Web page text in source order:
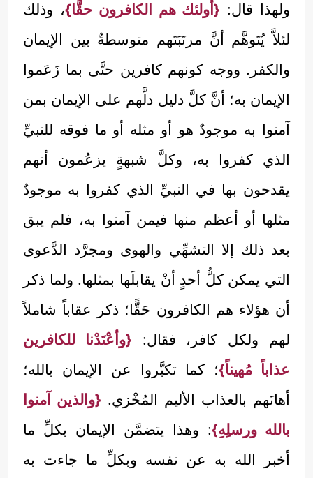
ولهذا قال: {أولئك هم الكافرون حقًّا}، وذلك
لئلاَّ يُتَوهَّم أنَّ مرتَبَتَهم متوسطةٌ بين الإيمان
والكفر. ووجه كونهم كافرين حتَّى بما زَعَموا
الإيمان به؛ أنَّ كلَّ دليل دلَّهم على الإيمان بمن
آمنوا به موجودٌ هو أو مثله أو ما فوقه للنبيِّ
الذي كفروا به، وكلَّ شبهةٍ يزعُمون أنهم
يقدحون بها في النبيِّ الذي كفروا به موجودٌ
مثلها أو أعظم منها فيمن آمنوا به، فلم يبق
بعد ذلك إلا التشهِّي والهوى ومجرَّد الدَّعوى
التي يمكن كلُّ أحدٍ أنْ يقابلَها بمثلها. ولما ذكر
أن هؤلاء هم الكافرون حَقًّا؛ ذكر عقاباً شاملاً
لهم ولكل كافر، فقال: {وأعْتَدْنا للكافرين
عذاباً مُهيناً}؛ كما تكبَّروا عن الإيمان بالله؛
أهانَهم بالعذاب الأليم المُخْزي. {والذين آمنوا
بالله ورسلِهِ}: وهذا يتضمَّن الإيمان بكلِّ ما
أخبر الله به عن نفسه وبكلِّ ما جاءت به